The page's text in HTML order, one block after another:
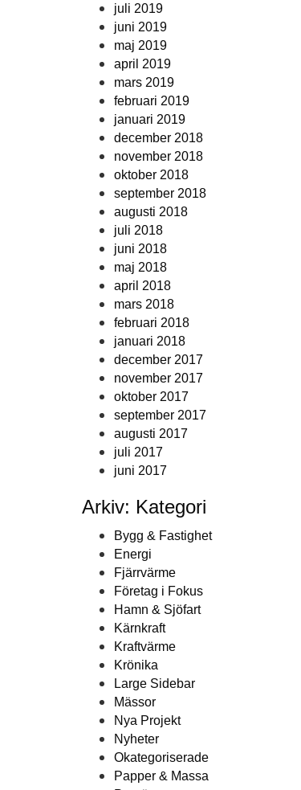
juli 2019
juni 2019
maj 2019
april 2019
mars 2019
februari 2019
januari 2019
december 2018
november 2018
oktober 2018
september 2018
augusti 2018
juli 2018
juni 2018
maj 2018
april 2018
mars 2018
februari 2018
januari 2018
december 2017
november 2017
oktober 2017
september 2017
augusti 2017
juli 2017
juni 2017
Arkiv: Kategori
Bygg & Fastighet
Energi
Fjärrvärme
Företag i Fokus
Hamn & Sjöfart
Kärnkraft
Kraftvärme
Krönika
Large Sidebar
Mässor
Nya Projekt
Nyheter
Okategoriserade
Papper & Massa